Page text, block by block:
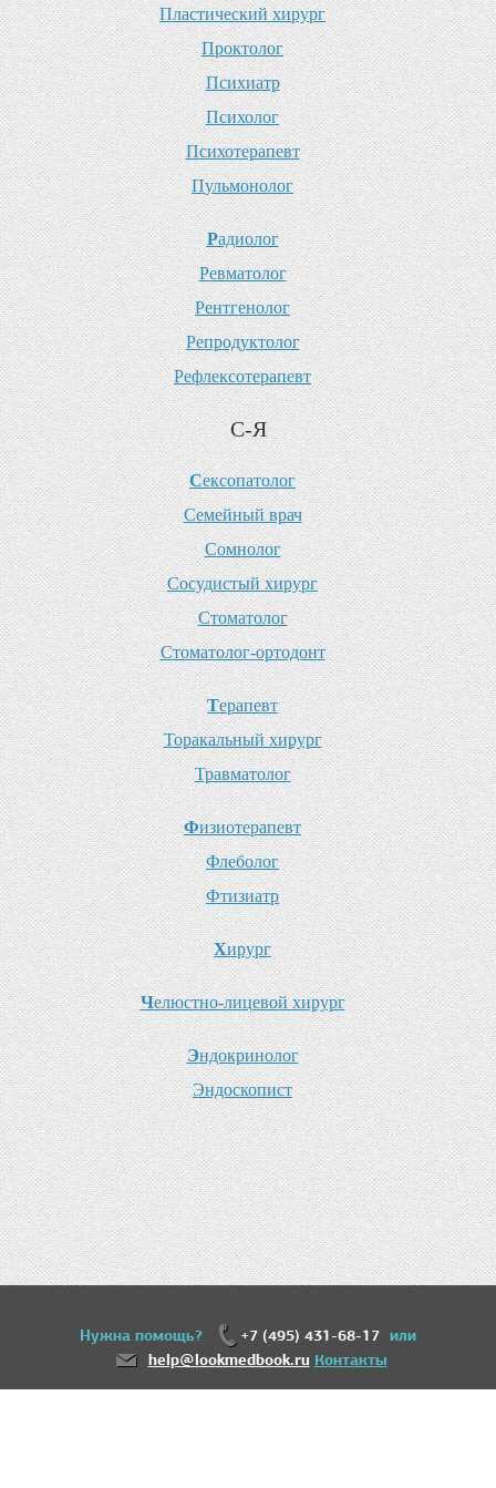
Пластический хирург
Проктолог
Психиатр
Психолог
Психотерапевт
Пульмонолог
Радиолог
Ревматолог
Рентгенолог
Репродуктолог
Рефлексотерапевт
С-Я
Сексопатолог
Семейный врач
Сомнолог
Сосудистый хирург
Стоматолог
Стоматолог-ортодонт
Терапевт
Торакальный хирург
Травматолог
Физиотерапевт
Флеболог
Фтизиатр
Хирург
Челюстно-лицевой хирург
Эндокринолог
Эндоскопист
Нужна помощь? +7 (495) 431-68-17 или
help@lookmedbook.ru Контакты